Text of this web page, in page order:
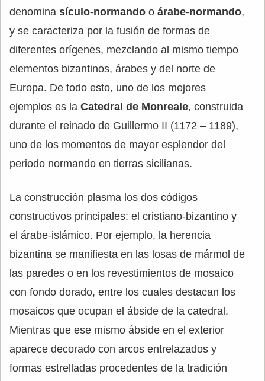
denomina sículo-normando o árabe-normando,
y se caracteriza por la fusión de formas de
diferentes orígenes, mezclando al mismo tiempo
elementos bizantinos, árabes y del norte de
Europa. De todo esto, uno de los mejores
ejemplos es la Catedral de Monreale, construida
durante el reinado de Guillermo II (1172 – 1189),
uno de los momentos de mayor esplendor del
periodo normando en tierras sicilianas.
La construcción plasma los dos códigos
constructivos principales: el cristiano-bizantino y
el árabe-islámico. Por ejemplo, la herencia
bizantina se manifiesta en las losas de mármol de
las paredes o en los revestimientos de mosaico
con fondo dorado, entre los cuales destacan los
mosaicos que ocupan el ábside de la catedral.
Mientras que ese mismo ábside en el exterior
aparece decorado con arcos entrelazados y
formas estrelladas procedentes de la tradición